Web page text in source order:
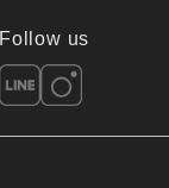
Follow us